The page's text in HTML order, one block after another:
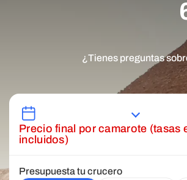
¿Tienes preguntas
Precio final por camarote (tasas
incluidos)
Presupuesta tu crucero